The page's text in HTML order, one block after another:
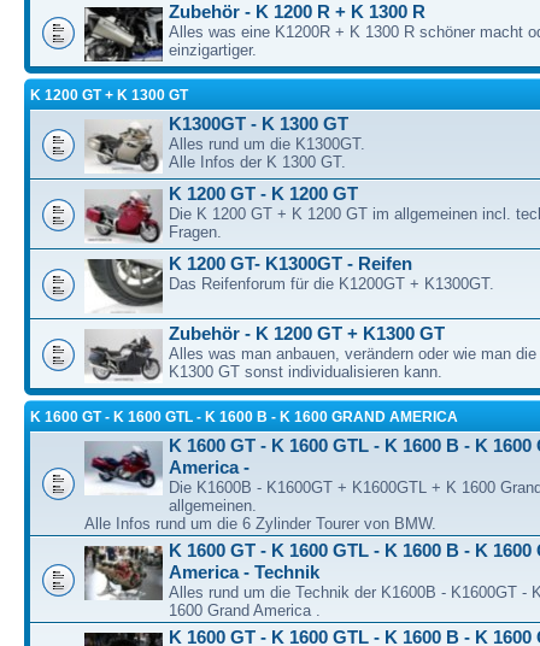
Zubehör - K 1200 R + K 1300 R
Alles was eine K1200R + K 1300 R schöner macht
einzigartiger.
K 1200 GT + K 1300 GT
K1300GT - K 1300 GT
Alles rund um die K1300GT.
Alle Infos der K 1300 GT.
K 1200 GT - K 1200 GT
Die K 1200 GT + K 1200 GT im allgemeinen incl.
Fragen.
K 1200 GT- K1300GT - Reifen
Das Reifenforum für die K1200GT + K1300GT.
Zubehör - K 1200 GT + K1300 GT
Alles was man anbauen, verändern oder wie man
K1300 GT sonst individualisieren kann.
K 1600 GT - K 1600 GTL - K 1600 B - K 1600 GRAND AMERICA
K 1600 GT - K 1600 GTL - K 1600 B - K 1600
America -
Die K1600B - K1600GT + K1600GTL + K 1600
allgemeinen.
Alle Infos rund um die 6 Zylinder Tourer von BMW.
K 1600 GT - K 1600 GTL - K 1600 B - K 1600
America - Technik
Alles rund um die Technik der K1600B - K1600GT -
1600 Grand America .
K 1600 GT - K 1600 GTL - K 1600 B - K 1600